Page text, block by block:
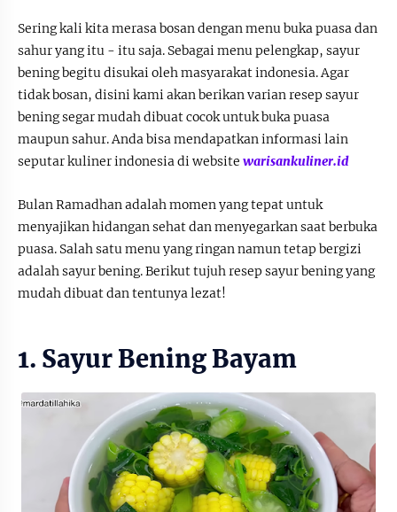
Sering kali kita merasa bosan dengan menu buka puasa dan
sahur yang itu - itu saja. Sebagai menu pelengkap, sayur
bening begitu disukai oleh masyarakat indonesia. Agar
tidak bosan, disini kami akan berikan varian resep sayur
bening segar mudah dibuat cocok untuk buka puasa
maupun sahur. Anda bisa mendapatkan informasi lain
seputar kuliner indonesia di website warisankuliner.id
Bulan Ramadhan adalah momen yang tepat untuk
menyajikan hidangan sehat dan menyegarkan saat berbuka
puasa. Salah satu menu yang ringan namun tetap bergizi
adalah sayur bening. Berikut tujuh resep sayur bening yang
mudah dibuat dan tentunya lezat!
1. Sayur Bening Bayam